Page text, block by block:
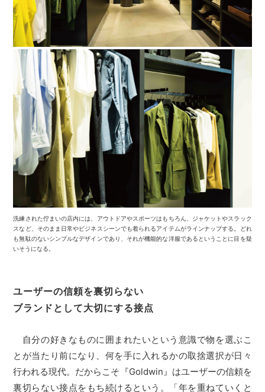
洗練された佇まいの店内には、アウトドアやスポーツはもちろん、ジャケットやスラック
スなど、そのまま日常やビジネスシーンでも着られるアイテムがラインナップする。どれ
も無駄のないシンプルなデザインであり、それが機能的な洋服であるということに目を疑
いそうになる。
ユーザーの信頼を裏切らない
ブランドとして大切にする接点
自分の好きなものに囲まれたいという意識で物を選ぶこ
とが当たり前になり、何を手に入れるかの取捨選択が日々
行われる現代。だからこそ『Goldwin』はユーザーの信頼を
裏切らない接点をもち続けるという。「年を重ねていくと